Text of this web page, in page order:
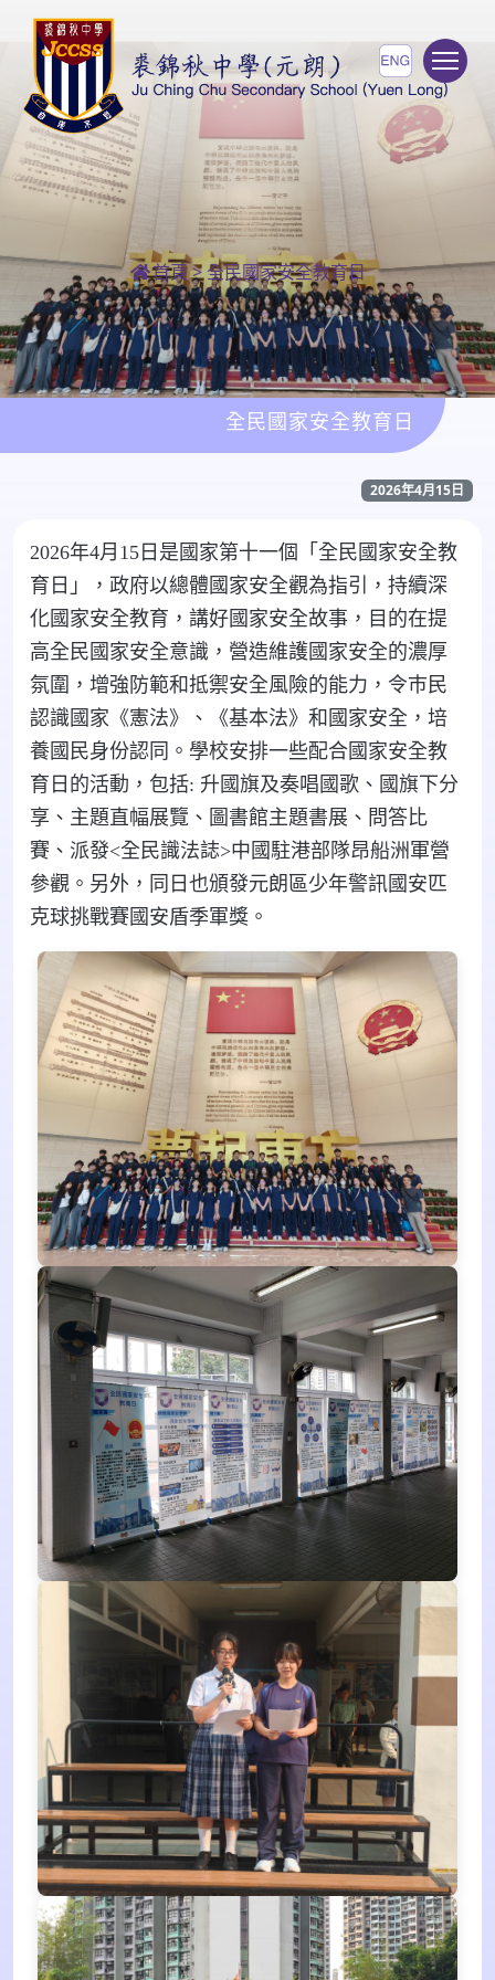
首頁> 全民國家安全教育日
全民國家安全教育日
2026年4月15日
2026年4月 15 日是國家第十一個「全民國家安全教
育日」，政府以總體國家安全觀為指引，持續深
化國家安全教育，講好國家安全故事 ，目的在提
高全民國家安全意識， 營造維護國家安全的濃厚
氛圍，增強防範和抵禦安全風險的能力，令巿民
認識國家《憲法》、《基本法》和國家安全，培
養國民身份認同。學校安排一些配合國家安全教
育日的活動，包括: 升國旗及奏唱國歌、國旗下分
享、主題直幅展覽、圖書館主題書展、問答比
賽、派發<全民識法誌>中國駐港部隊昂船洲軍營
參觀。另外，同日也頒發元朗區少年警訊國安匹
克球挑戰賽國安盾季軍獎。